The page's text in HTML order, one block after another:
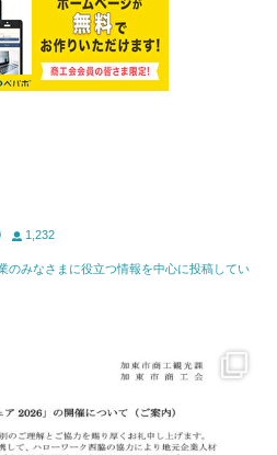
1,232
のみなさまに役立つ情報を中心に投稿してい